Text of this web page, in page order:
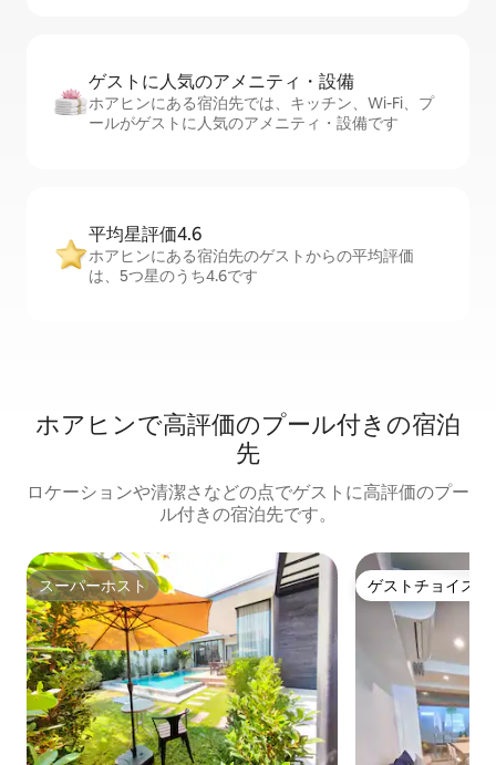
ゲストに人⁠気⁠のア⁠メ⁠ニ⁠テ⁠ィ・設⁠備
ホアヒンにある宿泊先では、キッチン、Wi-Fi、プ
ールがゲストに人気のアメニティ・設備です
平均星評価4.6
ホアヒンにある宿泊先のゲストからの平均評価
は、5つ星のうち4.6です
ホアヒンで高評価のプール付きの宿泊
先
ロケーションや清潔さなどの点でゲストに高評価のプー
ル付きの宿泊先です。
スーパーホスト
スーパーホスト ゲストチョイス
ゲストチョイス